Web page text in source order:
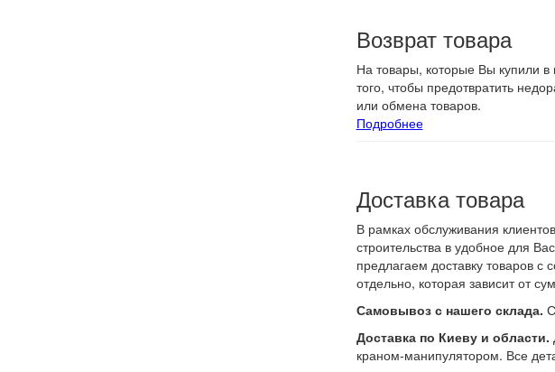
Возврат товара
На товары, которые Вы купили в
того, чтобы предотвратить
или обмена товаров.
Подробнее
Доставка товара
В рамках обслуживания
строительства в удобное для
предлагаем доставку товаров с
отдельно, которая зависит от
Самовывоз с нашего склада.
Доставка по Киеву и области.
краном-манипулятором. Все